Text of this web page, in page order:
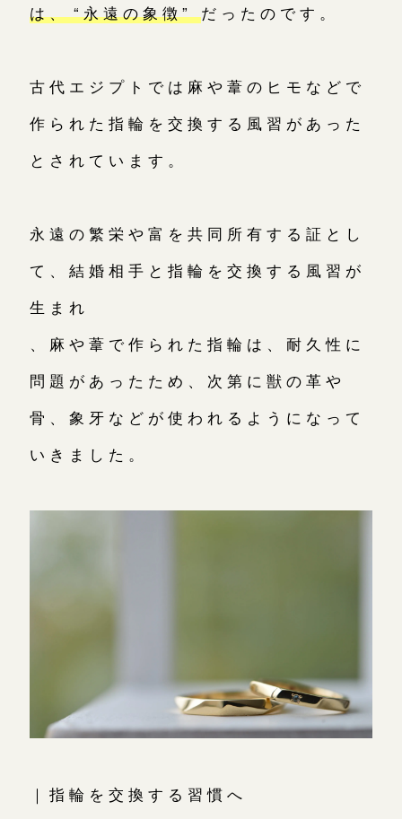
は、“永遠の象徴”だったのです。
古代エジプトでは麻や葦のヒモなどで
作られた指輪を交換する風習があった
とされています。
永遠の繁栄や富を共同所有する証とし
て、結婚相手と指輪を交換する風習が
生まれ
、麻や葦で作られた指輪は、耐久性に
問題があったため、次第に獣の革や
骨、象牙などが使われるようになって
いきました。
｜指輪を交換する習慣へ